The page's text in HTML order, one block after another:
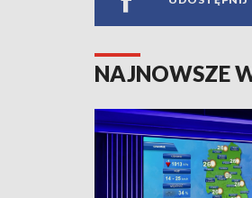
NAJNOWSZE